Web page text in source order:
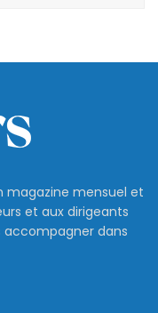
magazine mensuel et
et aux dirigeants
accompagner dans